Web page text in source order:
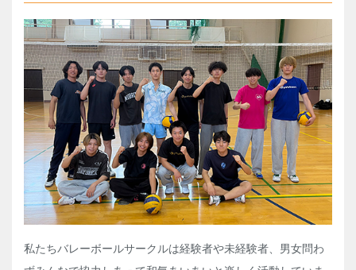
私たちバレーボールサークルは経験者や未経験者、男女問わ